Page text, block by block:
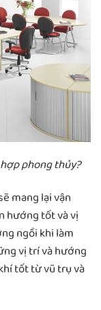
phong thủy?
mang lại vận
hướng tốt và vị
ngồi khi làm
vị trí và hướng
tốt từ vũ trụ và